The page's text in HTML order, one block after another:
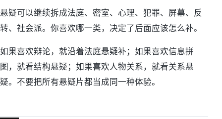
悬疑可以继续拆成法庭、密室、心理、犯罪、屏幕、反
转、社会派。你喜欢哪一类，决定了后面应该怎么补。
如果喜欢辩论，就沿着法庭悬疑补；如果喜欢信息拼
图，就看结构悬疑；如果喜欢人物关系，就看关系悬
疑。不要把所有悬疑片都当成同一种体验。